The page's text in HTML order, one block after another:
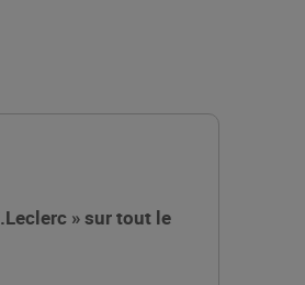
» sur tout le